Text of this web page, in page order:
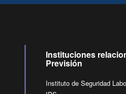
Instituciones
Previsión
Instituto de Seguridad